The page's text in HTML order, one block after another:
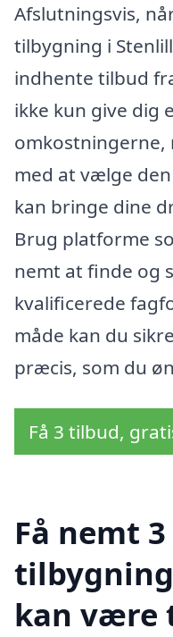
Afslutningsvis,
tilbygning i
indhente tilbud
ikke kun give dig
omkostningerne,
med at vælge
kan bringe dine
Brug platforme
nemt at finde og
kvalificerede
måde kan du
præcis, som du
Få 3 tilbud,
Få nemt
kan være